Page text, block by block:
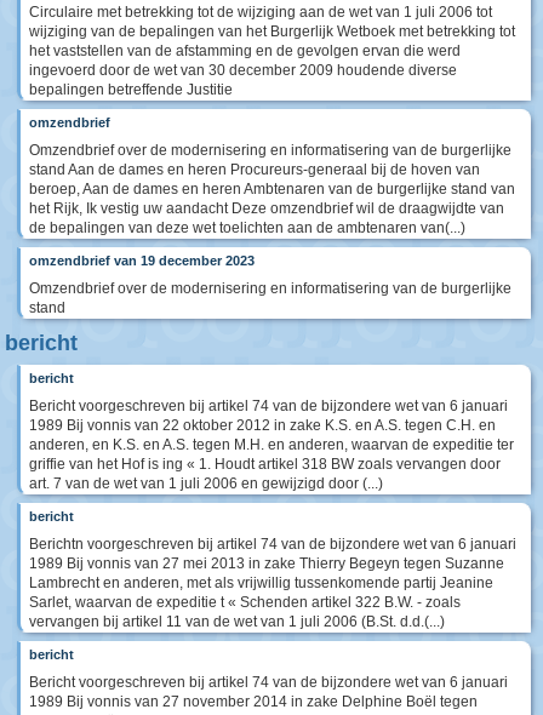
Circulaire met betrekking tot de wijziging aan de wet van 1 juli 2006 tot
wijziging van de bepalingen van het Burgerlijk Wetboek met betrekking tot
het vaststellen van de afstamming en de gevolgen ervan die werd
ingevoerd door de wet van 30 december 2009 houdende diverse
bepalingen betreffende Justitie
omzendbrief
Omzendbrief over de modernisering en informatisering van de burgerlijke
stand Aan de dames en heren Procureurs-generaal bij de hoven van
beroep, Aan de dames en heren Ambtenaren van de burgerlijke stand van
het Rijk, Ik vestig uw aandacht Deze omzendbrief wil de draagwijdte van
de bepalingen van deze wet toelichten aan de ambtenaren van(...)
omzendbrief van 19 december 2023
Omzendbrief over de modernisering en informatisering van de burgerlijke
stand
bericht
bericht
Bericht voorgeschreven bij artikel 74 van de bijzondere wet van 6 januari
1989 Bij vonnis van 22 oktober 2012 in zake K.S. en A.S. tegen C.H. en
anderen, en K.S. en A.S. tegen M.H. en anderen, waarvan de expeditie ter
griffie van het Hof is ing « 1. Houdt artikel 318 BW zoals vervangen door
art. 7 van de wet van 1 juli 2006 en gewijzigd door (...)
bericht
Berichtn voorgeschreven bij artikel 74 van de bijzondere wet van 6 januari
1989 Bij vonnis van 27 mei 2013 in zake Thierry Begeyn tegen Suzanne
Lambrecht en anderen, met als vrijwillig tussenkomende partij Jeanine
Sarlet, waarvan de expeditie t « Schenden artikel 322 B.W. - zoals
vervangen bij artikel 11 van de wet van 1 juli 2006 (B.St. d.d.(...)
bericht
Bericht voorgeschreven bij artikel 74 van de bijzondere wet van 6 januari
1989 Bij vonnis van 27 november 2014 in zake Delphine Boël tegen